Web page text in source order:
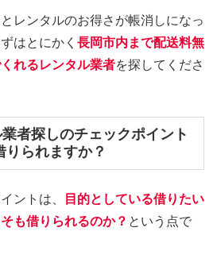
レンタルのお得さが帳消しになっ
はとにかく 長岡市内まで配送料無
れるレンタル業者を探してくださ
者探しのチェックポイント
られますか？
ントは、
目的としている借りたい
も借りられるのか？ という点で